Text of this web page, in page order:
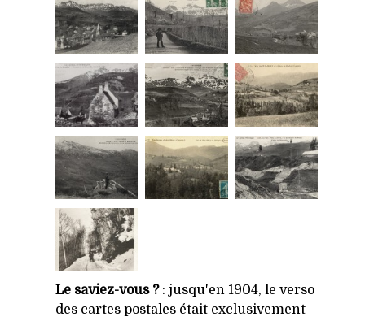
Le saviez-vous ?: jusqu'en 1904, le verso
des cartes postales était exclusivement